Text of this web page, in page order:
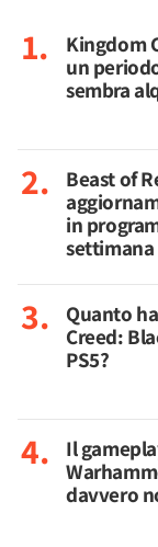
Kingdom
un
sembra
Beast of
in
settimana
Quanto
Creed:
PS5?
Il
davvero